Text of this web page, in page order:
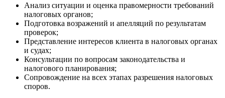
Анализ ситуации и оценка правомерности требований
налоговых органов;
Подготовка возражений и апелляций по результатам
проверок;
Представление интересов клиента в налоговых органах
и судах;
Консультации по вопросам законодательства и
налогового планирования;
Сопровождение на всех этапах разрешения налоговых
споров.